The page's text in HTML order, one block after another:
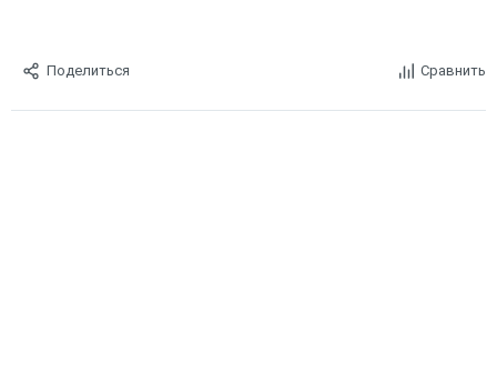
Поделиться Сравнить